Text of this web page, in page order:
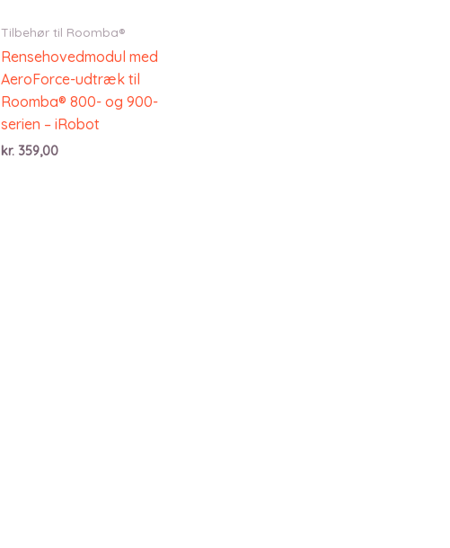
Tilbehør til Roomba®
Rensehovedmodul med
AeroForce-udtræk til
Roomba® 800- og 900-
serien – iRobot
kr. 359,00